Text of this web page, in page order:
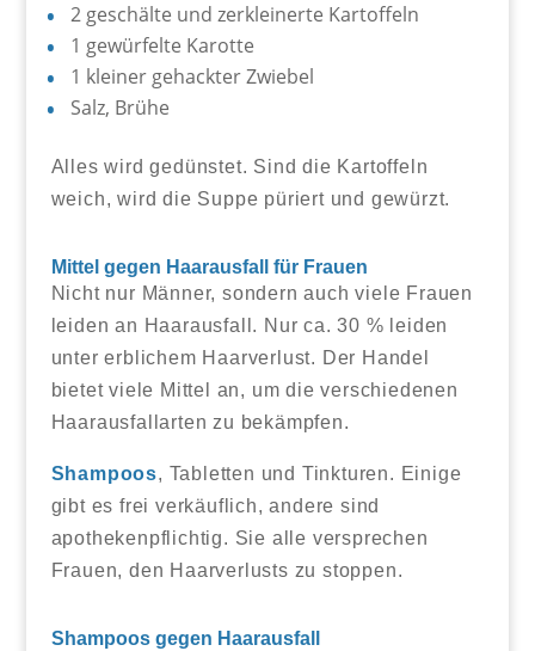
2 geschälte und zerkleinerte Kartoffeln
1 gewürfelte Karotte
1 kleiner gehackter Zwiebel
Salz, Brühe
Alles wird gedünstet. Sind die Kartoffeln
weich, wird die Suppe püriert und gewürzt.
Mittel gegen Haarausfall für Frauen
Nicht nur Männer, sondern auch viele Frauen
leiden an Haarausfall. Nur ca. 30 % leiden
unter erblichem Haarverlust. Der Handel
bietet viele Mittel an, um die verschiedenen
Haarausfallarten zu bekämpfen.
Shampoos, Tabletten und Tinkturen. Einige
gibt es frei verkäuflich, andere sind
apothekenpflichtig. Sie alle versprechen
Frauen, den Haarverlusts zu stoppen.
Shampoos gegen Haarausfall